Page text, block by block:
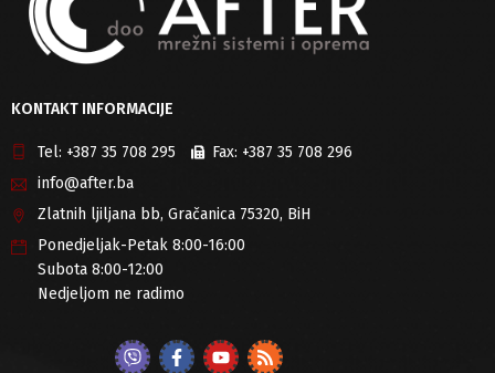
KONTAKT INFORMACIJE
Tel: +387 35 708 295 Fax: +387 35 708 296
info@after.ba
Zlatnih ljiljana bb, Gračanica 75320, BiH
Ponedjeljak-Petak 8:00-16:00
Subota 8:00-12:00
Nedjeljom ne radimo